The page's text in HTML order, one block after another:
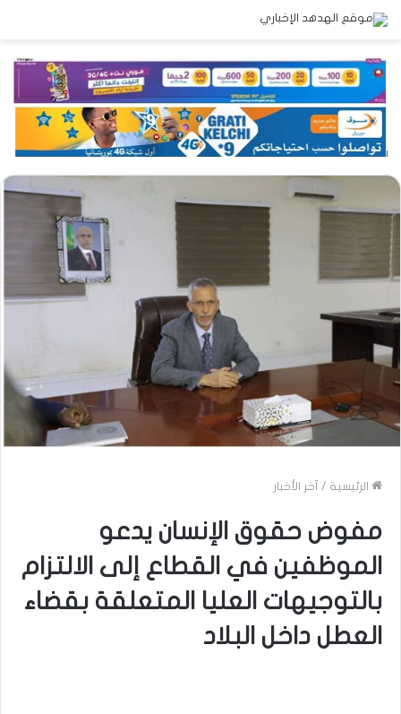
الرئيسية / آخر الأخبار
مفوض حقوق الإنسان يدعو
الموظفين في القطاع إلى الالتزام
بالتوجيهات العليا المتعلقة بقضاء
العطل داخل البلاد